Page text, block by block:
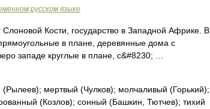
русском языке
Кости, государство в Западной Африке. В
в плане, деревянные дома с
западе круглые в плане, с&#8230; …
мертвый (Чулков); молчаливый (Горький);
(Козлов); сонный (Башкин, Тютчев); тихий